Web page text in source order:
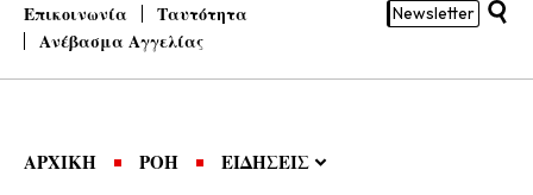
Επικοινωνία
Ταυτότητα
Ανέβασμα Αγγελίας
Newsletter
ΑΡΧΙΚΗ ΡΟΗ ΕΙΔΗΣΕΙΣ